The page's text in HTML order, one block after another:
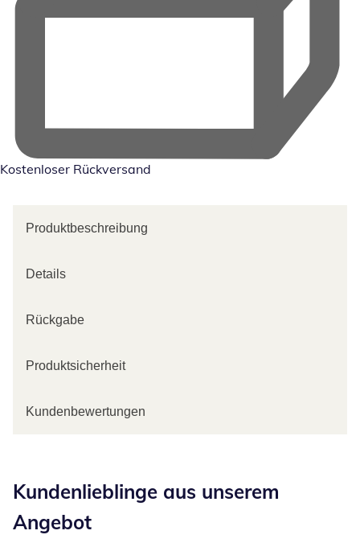
Kostenloser Rückversand
Produktbeschreibung
Details
Rückgabe
Produktsicherheit
Kundenbewertungen
Kundenlieblinge aus unserem
Angebot